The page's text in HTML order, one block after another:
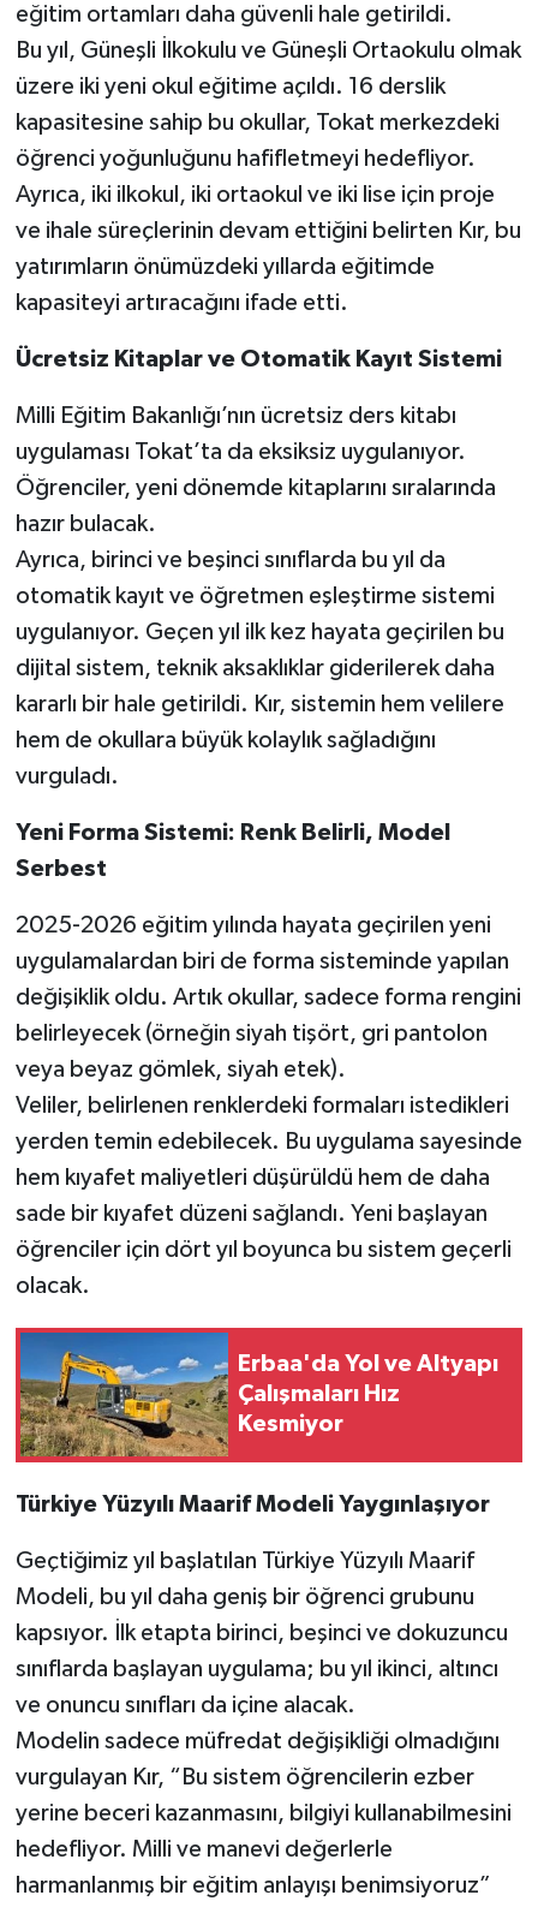
eğitim ortamları daha güvenli hale getirildi.
Bu yıl, Güneşli İlkokulu ve Güneşli Ortaokulu olmak
üzere iki yeni okul eğitime açıldı. 16 derslik
kapasitesine sahip bu okullar, Tokat merkezdeki
öğrenci yoğunluğunu hafifletmeyi hedefliyor.
Ayrıca, iki ilkokul, iki ortaokul ve iki lise için proje
ve ihale süreçlerinin devam ettiğini belirten Kır, bu
yatırımların önümüzdeki yıllarda eğitimde
kapasiteyi artıracağını ifade etti.
Ücretsiz Kitaplar ve Otomatik Kayıt Sistemi
Milli Eğitim Bakanlığı’nın ücretsiz ders kitabı
uygulaması Tokat’ta da eksiksiz uygulanıyor.
Öğrenciler, yeni dönemde kitaplarını sıralarında
hazır bulacak.
Ayrıca, birinci ve beşinci sınıflarda bu yıl da
otomatik kayıt ve öğretmen eşleştirme sistemi
uygulanıyor. Geçen yıl ilk kez hayata geçirilen bu
dijital sistem, teknik aksaklıklar giderilerek daha
kararlı bir hale getirildi. Kır, sistemin hem velilere
hem de okullara büyük kolaylık sağladığını
vurguladı.
Yeni Forma Sistemi: Renk Belirli, Model
Serbest
2025-2026 eğitim yılında hayata geçirilen yeni
uygulamalardan biri de forma sisteminde yapılan
değişiklik oldu. Artık okullar, sadece forma rengini
belirleyecek (örneğin siyah tişört, gri pantolon
veya beyaz gömlek, siyah etek).
Veliler, belirlenen renklerdeki formaları istedikleri
yerden temin edebilecek. Bu uygulama sayesinde
hem kıyafet maliyetleri düşürüldü hem de daha
sade bir kıyafet düzeni sağlandı. Yeni başlayan
öğrenciler için dört yıl boyunca bu sistem geçerli
olacak.
Erbaa'da Yol ve Altyapı
Çalışmaları Hız
Kesmiyor
Türkiye Yüzyılı Maarif Modeli Yaygınlaşıyor
Geçtiğimiz yıl başlatılan Türkiye Yüzyılı Maarif
Modeli, bu yıl daha geniş bir öğrenci grubunu
kapsıyor. İlk etapta birinci, beşinci ve dokuzuncu
sınıflarda başlayan uygulama; bu yıl ikinci, altıncı
ve onuncu sınıfları da içine alacak.
Modelin sadece müfredat değişikliği olmadığını
vurgulayan Kır, “Bu sistem öğrencilerin ezber
yerine beceri kazanmasını, bilgiyi kullanabilmesini
hedefliyor. Milli ve manevi değerlerle
harmanlanmış bir eğitim anlayışı benimsiyoruz”